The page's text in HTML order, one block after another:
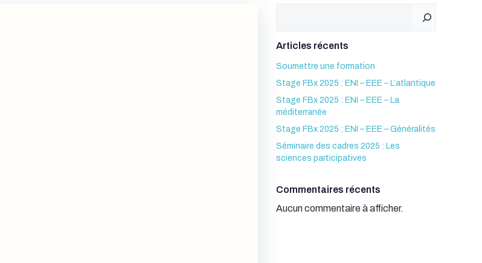
Articles récents
Soumettre une formation
Stage FBx 2025 : ENI – EEE – L’atlantique
Stage FBx 2025 : ENI – EEE – La
méditerranée
Stage FBx 2025 : ENI – EEE – Généralités
Séminaire des cadres 2025 : Les
sciences participatives
Commentaires récents
Aucun commentaire à afficher.